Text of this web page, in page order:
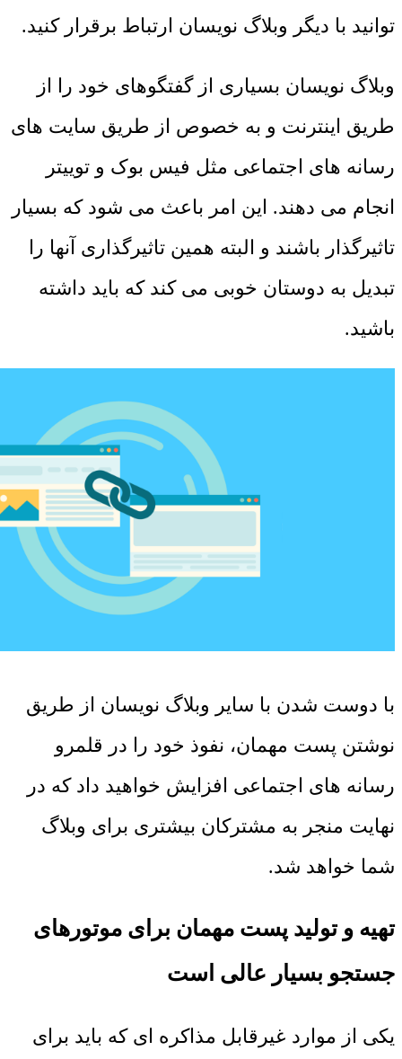
توانید با دیگر وبلاگ نویسان ارتباط برقرار کنید.
وبلاگ نویسان بسیاری از گفتگوهای خود را از
طریق اینترنت و به خصوص از طریق سایت های
رسانه های اجتماعی مثل فیس بوک و توییتر
انجام می دهند. این امر باعث می شود که بسیار
تاثیرگذار باشند و البته همین تاثیرگذاری آنها را
تبدیل به دوستان خوبی می کند که باید داشته
باشید.
با دوست شدن با سایر وبلاگ نویسان از طریق
نوشتن پست مهمان، نفوذ خود را در قلمرو
رسانه های اجتماعی افزایش خواهید داد که در
نهایت منجر به مشترکان بیشتری برای وبلاگ
شما خواهد شد.
تهیه و تولید پست مهمان برای موتورهای
جستجو بسیار عالی است
یکی از موارد غیرقابل مذاکره ای که باید برای